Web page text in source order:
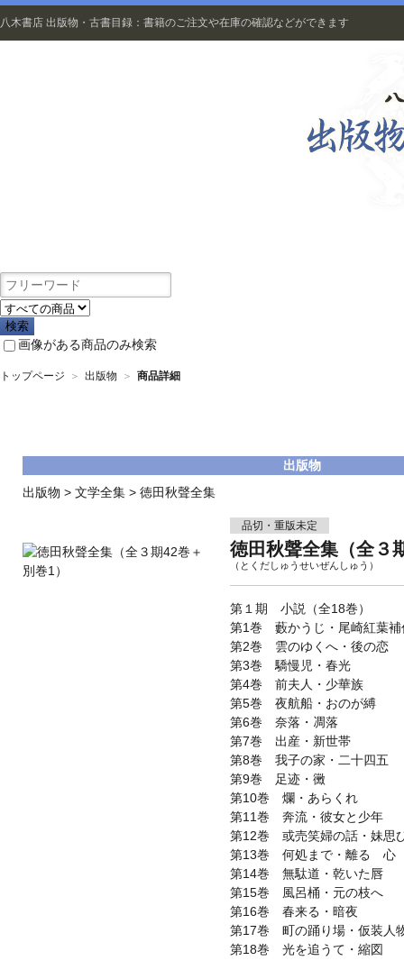
八木書店 出版物・古書目録：書籍のご注文や在庫の確認などができます
画像がある商品のみ検索
トップページ ＞ 出版物 ＞ 商品詳細
出版物
出版物 > 文学全集 > 徳田秋聲全集
品切・重版未定
徳田秋聲全集（全３
（とくだしゅうせいぜんしゅう）
第１期 小説（全18巻）
第1巻 藪かうじ・尾崎紅葉補
第2巻 雲のゆくへ・後の恋
第3巻 驕慢児・春光
第4巻 前夫人・少華族
第5巻 夜航船・おのが縛
第6巻 奈落・凋落
第7巻 出産・新世帯
第8巻 我子の家・二十四五
第9巻 足迹・黴
第10巻 爛・あらくれ
第11巻 奔流・彼女と少年
第12巻 或売笑婦の話・妹思
第13巻 何処まで・離るゝ心
第14巻 無駄道・乾いた唇
第15巻 風呂桶・元の枝へ
第16巻 春来る・暗夜
第17巻 町の踊り場・仮装人
第18巻 光を追うて・縮図